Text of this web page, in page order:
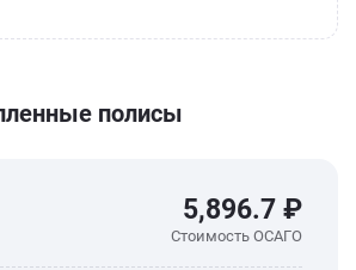
полисы
5,896.7 ₽
Стоимость ОСАГО